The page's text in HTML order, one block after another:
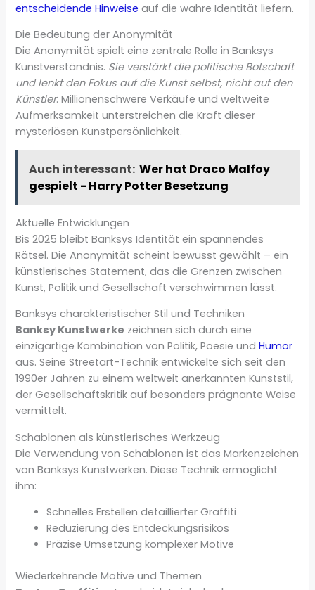
entscheidende Hinweise auf die wahre Identität liefern.
Die Bedeutung der Anonymität
Die Anonymität spielt eine zentrale Rolle in Banksys
Kunstverständnis. Sie verstärkt die politische Botschaft
und lenkt den Fokus auf die Kunst selbst, nicht auf den
Künstler. Millionenschwere Verkäufe und weltweite
Aufmerksamkeit unterstreichen die Kraft dieser
mysteriösen Kunstpersönlichkeit.
Auch interessant: Wer hat Draco Malfoy
gespielt - Harry Potter Besetzung
Aktuelle Entwicklungen
Bis 2025 bleibt Banksys Identität ein spannendes
Rätsel. Die Anonymität scheint bewusst gewählt – ein
künstlerisches Statement, das die Grenzen zwischen
Kunst, Politik und Gesellschaft verschwimmen lässt.
Banksys charakteristischer Stil und Techniken
Banksy Kunstwerke zeichnen sich durch eine
einzigartige Kombination von Politik, Poesie undHumor
aus. Seine Streetart-Technik entwickelte sich seit den
1990er Jahren zu einem weltweit anerkannten Kunststil,
der Gesellschaftskritik auf besonders prägnante Weise
vermittelt.
Schablonen als künstlerisches Werkzeug
Die Verwendung von Schablonen ist das Markenzeichen
von Banksys Kunstwerken. Diese Technik ermöglicht
ihm:
Schnelles Erstellen detaillierter Graffiti
Reduzierung des Entdeckungsrisikos
Präzise Umsetzung komplexer Motive
Wiederkehrende Motive und Themen